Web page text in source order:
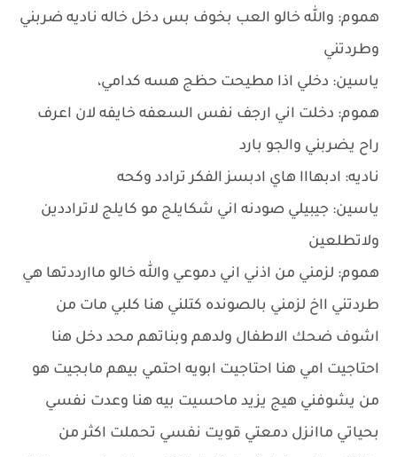
هموم: والله خالو العب بخوف بس دخل خاله ناديه ضربني
وطردتني
ياسين: دخلي اذا مطيحت حظج هسه كدامي،
هموم: دخلت اني ارجف نفس السعفه خايفه لان اعرف
راح يضربني والجو بارد
ناديه: ادبهااا هاي ادبسز الفكر ترادد وكحه
ياسين: جيبيلي صودنه اني شكايلج مو كايلج لاتراددين
ولاتطلعين
هموم: لزمني من اذني اني دموعي والله خالو ماارددتها هي
طردتني ااخ لزمني بالصونده كتلني هنا كلبي مات من
اشوف ضحك الاطفال ولدهم وبناتهم محد دخل هنا
احتاجيت امي هنا احتاجيت ابويه احتمي بيهم مابجيت هو
من يشوفني هيج يزيد ماحسيت بيه هنا وعدت نفسي
بحياتي ماانزل دمعتي قويت نفسي تحملت اكثر من